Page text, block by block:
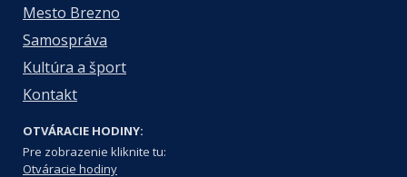
Mesto Brezno
Samospráva
Kultúra a šport
Kontakt
OTVÁRACIE HODINY:
Pre zobrazenie kliknite tu:
Otváracie hodiny